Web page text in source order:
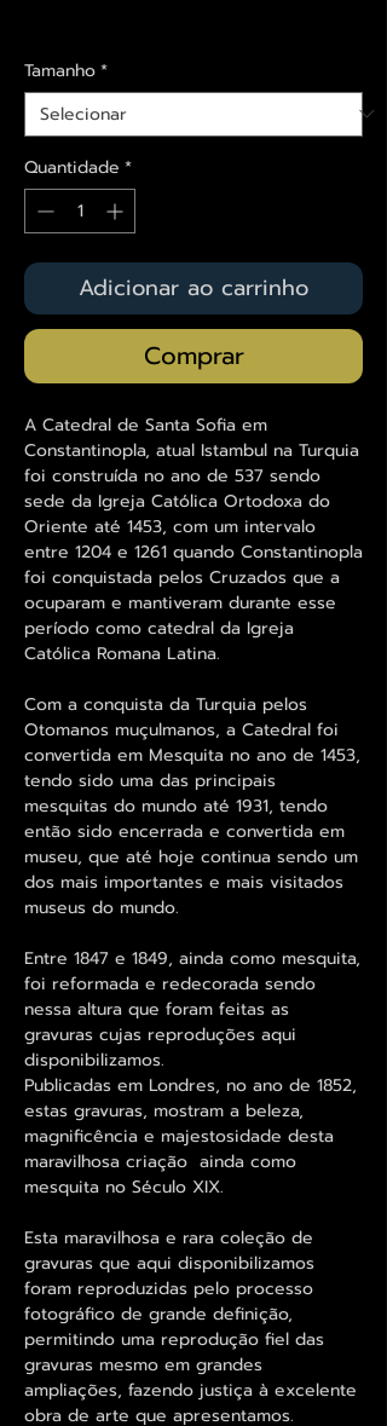
Tamanho*
Quantidade *
Adicionar ao carrinho
Comprar
A Catedral de Santa Sofia em
Constantinopla, atual Istambul na Turquia
foi construída no ano de 537 sendo
sede da Igreja Católica Ortodoxa do
Oriente até 1453, com um intervalo
entre 1204 e 1261 quando Constantinopla
foi conquistada pelos Cruzados que a
ocuparam e mantiveram durante esse
período como catedral da Igreja
Católica Romana Latina.
Com a conquista da Turquia pelos
Otomanos muçulmanos, a Catedral foi
convertida em Mesquita no ano de 1453,
tendo sido uma das principais
mesquitas do mundo até 1931, tendo
então sido encerrada e convertida em
museu, que até hoje continua sendo um
dos mais importantes e mais visitados
museus do mundo.
Entre 1847 e 1849, ainda como mesquita,
foi reformada e redecorada sendo
nessa altura que foram feitas as
gravuras cujas reproduções aqui
disponibilizamos.
Publicadas em Londres, no ano de 1852,
estas gravuras, mostram a beleza,
magnificência e majestosidade desta
maravilhosa criação ainda como
mesquita no Século XIX.
Esta maravilhosa e rara coleção de
gravuras que aqui disponibilizamos
foram reproduzidas pelo processo
fotográfico de grande definição,
permitindo uma reprodução fiel das
gravuras mesmo em grandes
ampliações, fazendo justiça à excelente
obra de arte que apresentamos.